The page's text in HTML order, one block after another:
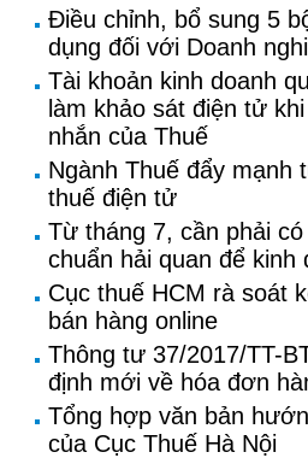
Điều chỉnh, bổ sung 5
dụng đối với Doanh
Tài khoản kinh doanh
làm khảo sát điện tử
nhắn của Thuế
Ngành Thuế đẩy mạnh
thuế điện tử
Từ tháng 7, cần phải
chuẩn hải quan để kinh
Cục thuế HCM rà soát
bán hàng online
Thông tư 37/2017/TT-
định mới về hóa đơn
Tổng hợp văn bản
của Cục Thuế Hà Nội